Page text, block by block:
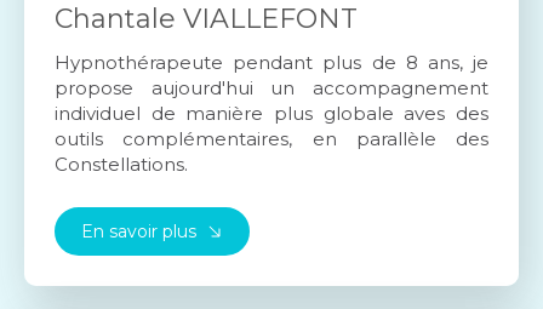
Chantale VIALLEFONT
Hypnothérapeute pendant plus de 8 ans, je
propose aujourd'hui un accompagnement
individuel de manière plus globale aves des
outils complémentaires, en parallèle des
Constellations.
En savoir plus